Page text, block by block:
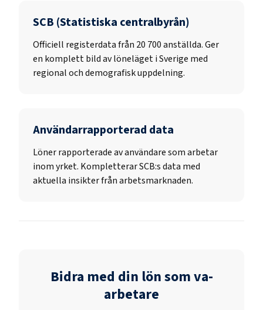
SCB (Statistiska centralbyrån)
Officiell registerdata från 20 700anställda. Ger
en komplett bild av löneläget i Sverige med
regional och demografisk uppdelning.
Användarrapporterad data
Löner rapporterade av användare som arbetar
inom yrket. Kompletterar SCB:s data med
aktuella insikter från arbetsmarknaden.
Bidra med din lön somva-
arbetare